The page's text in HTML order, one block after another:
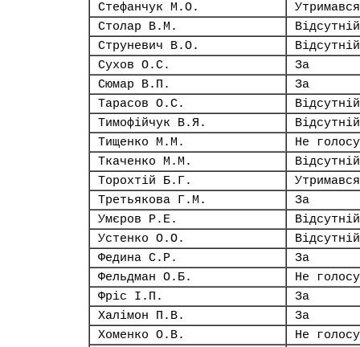
Стефанчук М.О.
Утримався
Столар В.М.
Відсутній
Струневич В.О.
Відсутній
Сухов О.С.
За
Сюмар В.П.
За
Тарасов О.С.
Відсутній
Тимофійчук В.Я.
Відсутній
Тищенко М.М.
Не
Ткаченко М.М.
Відсутній
Торохтій Б.Г.
Утримався
Третьякова Г.М.
За
Умєров Р.Е.
Відсутній
Устенко О.О.
Відсутній
Федина С.Р.
За
Фельдман О.Б.
Не
Фріс І.П.
За
Халімон П.В.
За
Хоменко О.В.
Не